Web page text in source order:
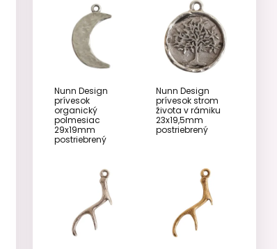
Nunn Design
prívesok
organický
polmesiac
29x19mm
postriebrený
Nunn Design
prívesok strom
života v rámiku
23x19,5mm
postriebrený